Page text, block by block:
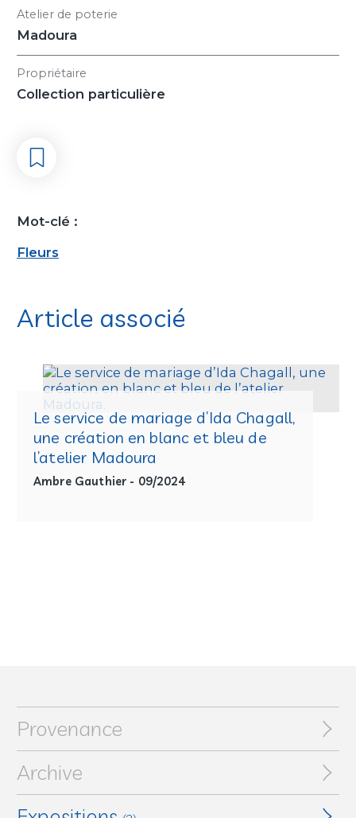
Atelier de poterie
Madoura
Propriétaire
Collection particulière
Mot-clé :
Fleurs
Article associé
Le service de mariage d’Ida Chagall,
une création en blanc et bleu de
l’atelier Madoura
Ambre Gauthier - 09/2024
Provenance
Archive